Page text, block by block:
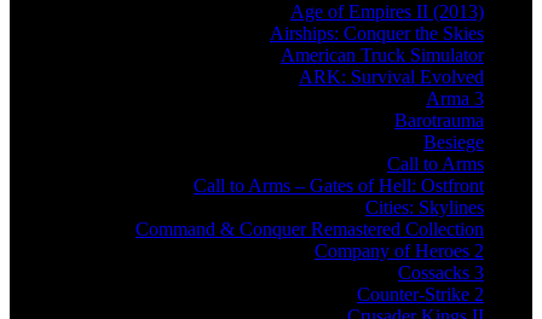
Age of Empires II (2013)
Airships: Conquer the Skies
American Truck Simulator
ARK: Survival Evolved
Arma 3
Barotrauma
Besiege
Call to Arms
Call to Arms – Gates of Hell: Ostfront
Cities: Skylines
Command & Conquer Remastered Collection
Company of Heroes 2
Cossacks 3
Counter-Strike 2